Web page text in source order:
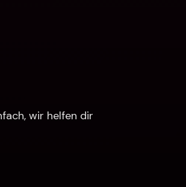
wir helfen dir